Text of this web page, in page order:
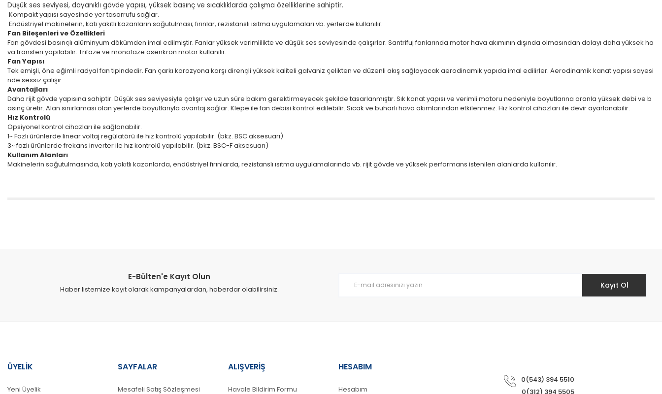
Düşük ses seviyesi, dayanıklı gövde yapısı, yüksek basınç ve sıcaklıklarda çalışma özelliklerine sahiptir.
Kompakt yapısı sayesinde yer tasarrufu sağlar.
Endüstriyel makinelerin, katı yakıtlı kazanların soğutulması; fırınlar, rezistanslı ısıtma uygulamaları vb. yerlerde kullanılır.
Fan Bileşenleri ve Özellikleri
Fan gövdesi basınçlı alüminyum dökümden imal edilmiştir. Fanlar yüksek verimlilikte ve düşük ses seviyesinde çalışırlar. Santrifuj fanlarında motor hava akımının dışında olmasından dolayı daha yüksek ha
va transferi yapılabilir. Trifaze ve monofaze asenkron motor kullanılır.
Fan Yapısı
Tek emişli, öne eğimli radyal fan tipindedir. Fan çarkı korozyona karşı dirençli yüksek kaliteli galvaniz çelikten ve düzenli akış sağlayacak aerodinamik yapıda imal edilirler. Aerodinamik kanat yapısı sayesi
nde sessiz çalışır.
Avantajları
Daha rijit gövde yapısına sahiptir. Düşük ses seviyesiyle çalışır ve uzun süre bakım gerektirmeyecek şekilde tasarlanmıştır. Sık kanat yapısı ve verimli motoru nedeniyle boyutlarına oranla yüksek debi ve b
asınç üretir. Alan sınırlaması olan yerlerde boyutlarıyla avantaj sağlar. Klepe ile fan debisi kontrol edilebilir. Sıcak ve buharlı hava akımlarından etkilenmez. Hız kontrol cihazları ile devir ayarlanabilir.
Hız Kontrolü
Opsiyonel kontrol cihazları ile sağlanabilir.
1~ Fazlı ürünlerde linear voltaj regülatörü ile hız kontrolü yapılabilir. (bkz. BSC aksesuarı)
3~ fazlı ürünlerde frekans inverter ile hız kontrolü yapılabilir. (bkz. BSC-F aksesuarı)
Kullanım Alanları
Makinelerin soğutulmasında, katı yakıtlı kazanlarda, endüstriyel fırınlarda, rezistanslı ısıtma uygulamalarında vb. rijit gövde ve yüksek performans istenilen alanlarda kullanılır.
Ürün fiyatı diğer sitelerden daha pahalı.
Gönder
E-Bülten'e Kayıt Olun
Haber listemize kayıt olarak kampanyalardan, haberdar olabilirsiniz. Kayıt Ol
ÜYELİK
Yeni Üyelik
SAYFALAR
Mesafeli Satış Sözleşmesi
ALIŞVERİŞ
Havale Bildirim Formu
HESABIM
Hesabım
0(543) 394 5510
0(312) 394 5505